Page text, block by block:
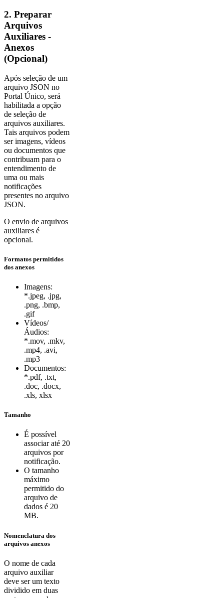
2. Preparar
Arquivos
Auxiliares -
Anexos
(Opcional)
Após seleção de um
arquivo JSON no
Portal Único, será
habilitada a opção
de seleção de
arquivos auxiliares.
Tais arquivos podem
ser imagens, vídeos
ou documentos que
contribuam para o
entendimento de
uma ou mais
notificações
presentes no arquivo
JSON.
O envio de arquivos
auxiliares é
opcional.
Formatos permitidos
dos anexos
Imagens:
*.jpeg, .jpg,
.png, .bmp,
.gif
Vídeos/
Áudios:
*.mov, .mkv,
.mp4, .avi,
.mp3
Documentos:
*.pdf, .txt,
.doc, .docx,
.xls, xlsx
Tamanho
É possível
associar até 20
arquivos por
notificação.
O tamanho
máximo
permitido do
arquivo de
dados é 20
MB.
Nomenclatura dos
arquivos anexos
O nome de cada
arquivo auxiliar
deve ser um texto
dividido em duas